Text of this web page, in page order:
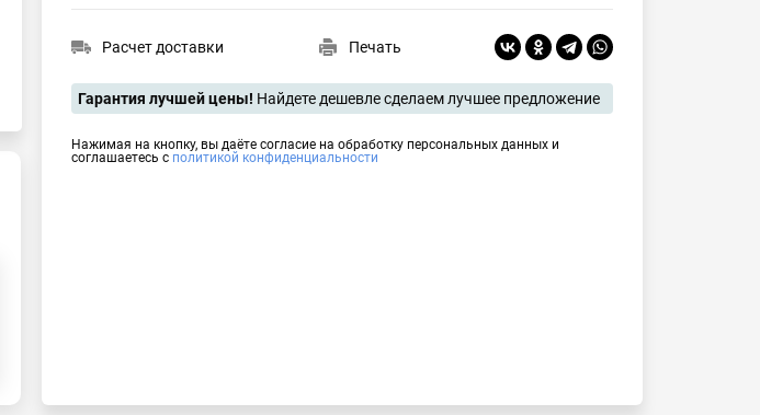
Расчет доставки Печать
Гарантия лучшей цены! Найдете дешевле сделаем лучшее предложение
Нажимая на кнопку, вы даёте согласие на обработку персональных данных и
соглашаетесь с политикой конфиденциальности